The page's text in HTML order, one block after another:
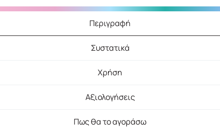
Περιγραφή
Συστατικά
Χρήση
Αξιολογήσεις
Πως θα το αγοράσω